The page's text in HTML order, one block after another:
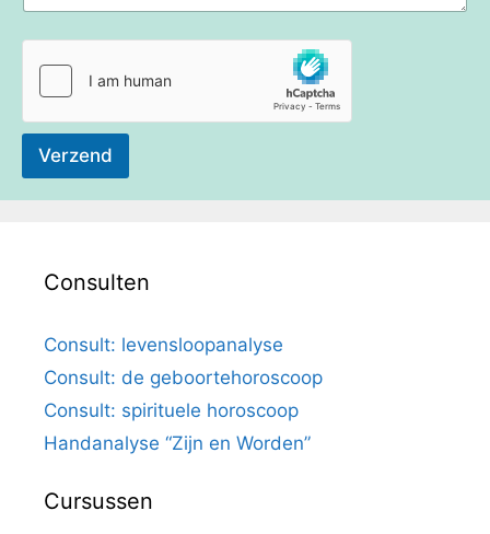
Verzend
Consulten
Consult: levensloopanalyse
Consult: de geboortehoroscoop
Consult: spirituele horoscoop
Handanalyse “Zijn en Worden”
Cursussen